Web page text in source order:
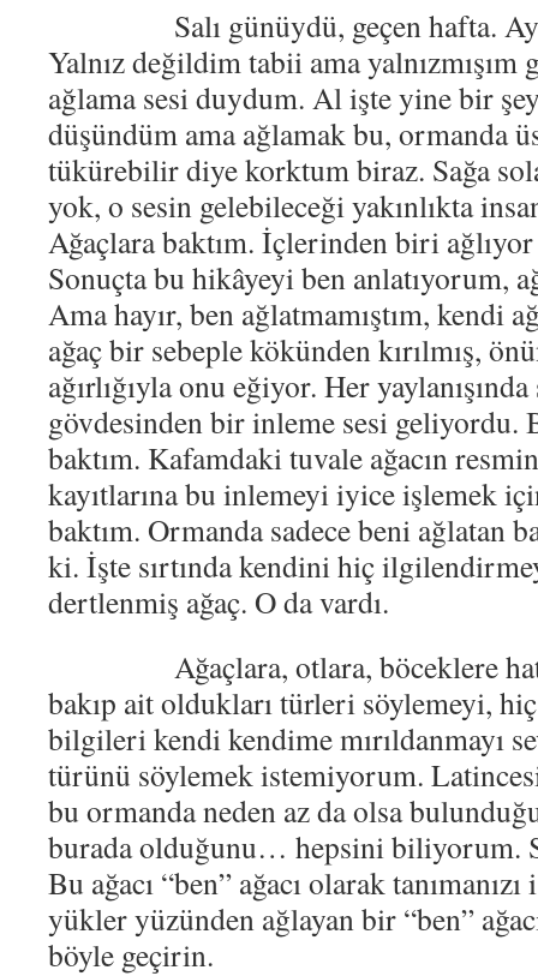
Salı günüydü, geçen hafta.
Yalnız değildim tabii ama
ağlama sesi duydum. Al işte yine bir
düşündüm ama ağlamak bu, ormanda
tükürebilir diye korktum biraz. Sağa
yok, o sesin gelebileceği yakınlıkta
Ağaçlara baktım. İçlerinden biri
Sonuçta bu hikâyeyi ben anlatıyorum,
Ama hayır, ben ağlatmamıştım, kendi
ağaç bir sebeple kökünden kırılmış,
ağırlığıyla onu eğiyor. Her
gövdesinden bir inleme sesi geliyordu.
baktım. Kafamdaki tuvale ağacın
kayıtlarına bu inlemeyi iyice işlemek
baktım. Ormanda sadece beni ağlatan
ki. İşte sırtında kendini hiç
dertlenmiş ağaç. O da vardı.
Ağaçlara, otlara, böceklere
bakıp ait oldukları türleri söylemeyi,
bilgileri kendi kendime mırıldanmayı
türünü söylemek istemiyorum.
bu ormanda neden az da olsa
burada olduğunu… hepsini biliyorum.
Bu ağacı “ben” ağacı olarak
yükler yüzünden ağlayan bir “ben”
böyle geçirin.